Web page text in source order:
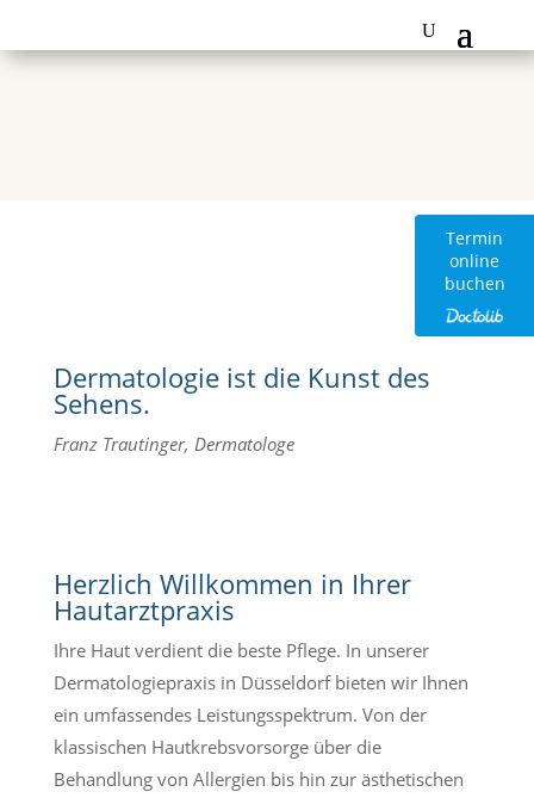
Dermatologie ist die Kunst des
Sehens.
Franz Trautinger, Dermatologe
Herzlich Willkommen in Ihrer
Hautarztpraxis
Ihre Haut verdient die beste Pflege. In unserer
Dermatologiepraxis in Düsseldorf bieten wir Ihnen
ein umfassendes Leistungsspektrum. Von der
klassischen Hautkrebsvorsorge über die
Behandlung von Allergien bis hin zur ästhetischen
Termin
online
buchen